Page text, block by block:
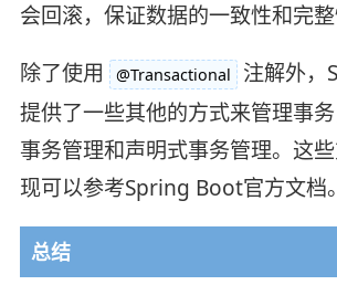
会回滚，保证数据的一致性和完整
除了使用
@Transactional
注解外
提供了一些其他的方式来管理事
事务管理和声明式事务管理。这
现可以参考Spring Boot官方文档。
总结